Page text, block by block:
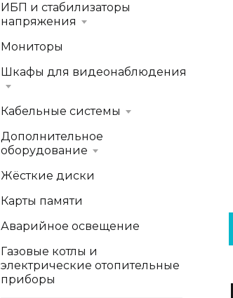
ИБП и стабилизаторы
напряжения
Мониторы
Шкафы для видеонаблюдения
Кабельные системы
Дополнительное
оборудование
Жёсткие диски
Карты памяти
Аварийное освещение
Газовые котлы и
электрические отопительные
приборы